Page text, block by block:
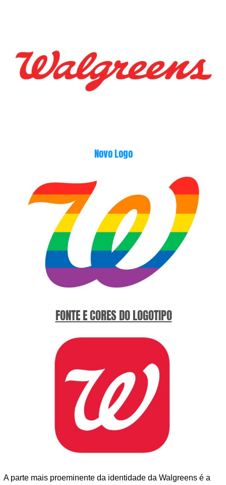
Novo Logo
FONTE E CORES DO LOGOTIPO
A parte mais proeminente da identidade da Walgreens é a